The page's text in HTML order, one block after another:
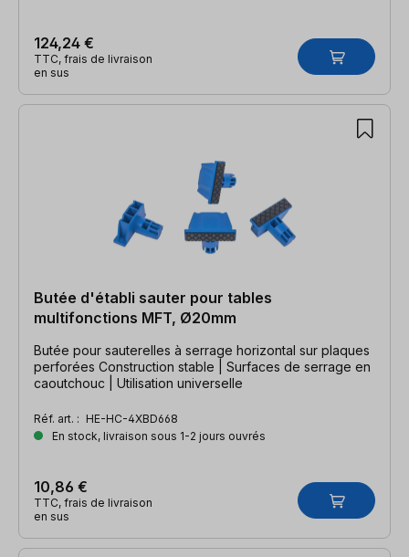
124,24 €
TTC, frais de livraison
en sus
Butée d'établi sauter pour tables
multifonctions MFT, Ø20mm
Butée pour sauterelles à serrage horizontal sur plaques
perforées Construction stable | Surfaces de serrage en
caoutchouc | Utilisation universelle
Réf. art. : HE-HC-4XBD668
En stock, livraison sous 1-2 jours ouvrés
10,86 €
TTC, frais de livraison
en sus